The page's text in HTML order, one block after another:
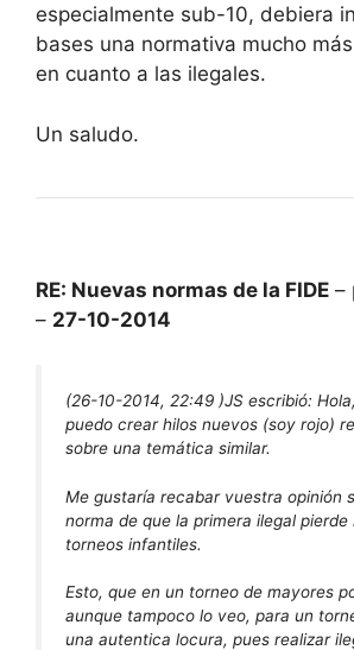
especialmente sub-10, debiera
bases una normativa mucho
en cuanto a las ilegales.
Un saludo.
RE: Nuevas normas de la FIDE –
– 27-10-2014
(26-10-2014, 22:49 )JS escribió:
puedo crear hilos nuevos (soy rojo)
sobre una temática similar.
Me gustaría recabar vuestra opinión
norma de que la primera ilegal pierde
torneos infantiles.
Esto, que en un torneo de mayores
aunque tampoco lo veo, para un
una autentica locura, pues realizar